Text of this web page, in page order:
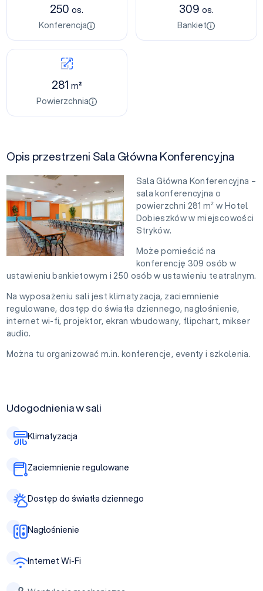
250os.
Konferencja
309 os.
Bankiet
281m²
Powierzchnia
Opis przestrzeni Sala Główna Konferencyjna
Sala Główna Konferencyjna –
sala konferencyjna o
powierzchni 281 m² w Hotel
Dobieszków w miejscowości
Stryków.
Może pomieścić na
konferencję 309 osób w
ustawieniu bankietowym i 250 osób w ustawieniu teatralnym.
Na wyposażeniu sali jest klimatyzacja, zaciemnienie
regulowane, dostęp do światła dziennego, nagłośnienie,
internet wi-fi, projektor, ekran wbudowany, flipchart, mikser
audio.
Można tu organizować m.in. konferencje, eventy i szkolenia.
Udogodnienia w sali
Klimatyzacja
Zaciemnienie regulowane
Dostęp do światła dziennego
Nagłośnienie
Internet Wi-Fi